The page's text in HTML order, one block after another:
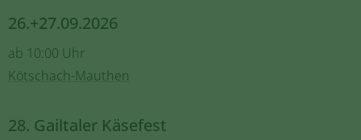
26.+27.09.2026
ab 10:00 Uhr
Kötschach-Mauthen
28. Gailtaler Käsefest